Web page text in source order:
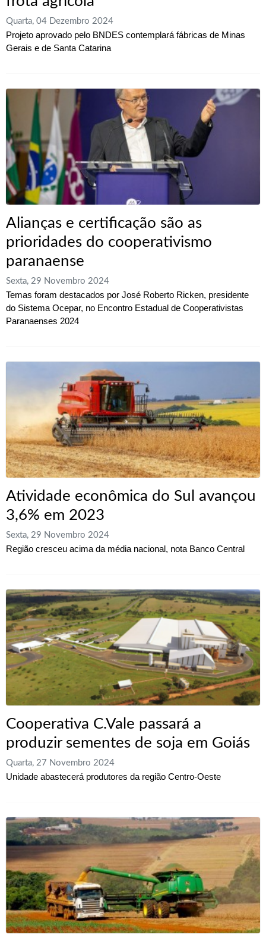
Quarta, 04 Dezembro 2024
Projeto aprovado pelo BNDES contemplará fábricas de Minas
Gerais e de Santa Catarina
Alianças e certificação são as
prioridades do cooperativismo
paranaense
Sexta, 29 Novembro 2024
Temas foram destacados por José Roberto Ricken, presidente
do Sistema Ocepar, no Encontro Estadual de Cooperativistas
Paranaenses 2024
Atividade econômica do Sul avançou
3,6% em 2023
Sexta, 29 Novembro 2024
Região cresceu acima da média nacional, nota Banco Central
Cooperativa C.Vale passará a
produzir sementes de soja em Goiás
Quarta, 27 Novembro 2024
Unidade abastecerá produtores da região Centro-Oeste